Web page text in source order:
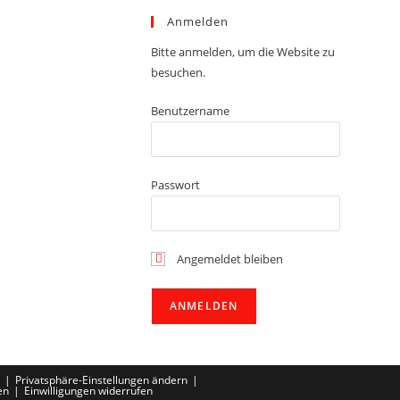
Anmelden
Bitte anmelden, um die Website zu
besuchen.
Benutzername
Passwort
Angemeldet bleiben
Privatsphäre-Einstellungen ändern
Einwilligungen widerrufen